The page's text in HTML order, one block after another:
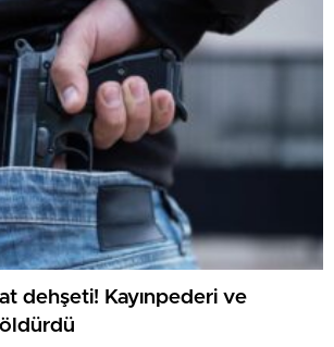
dehşeti! Kayınpederi ve
öldürdü